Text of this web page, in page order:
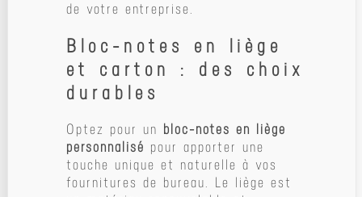
de votre entreprise.
Bloc-notes en liège
et carton : des choix
durables
Optez pour un bloc-notes en liège
personnalisé pour apporter une
touche unique et naturelle à vos
fournitures de bureau. Le liège est